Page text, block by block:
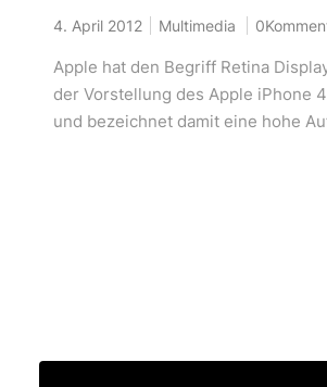
4. April 2012 Multimedia
Apple hat den Begriff Retina
der Vorstellung des Apple iPhone
und bezeichnet damit eine hohe